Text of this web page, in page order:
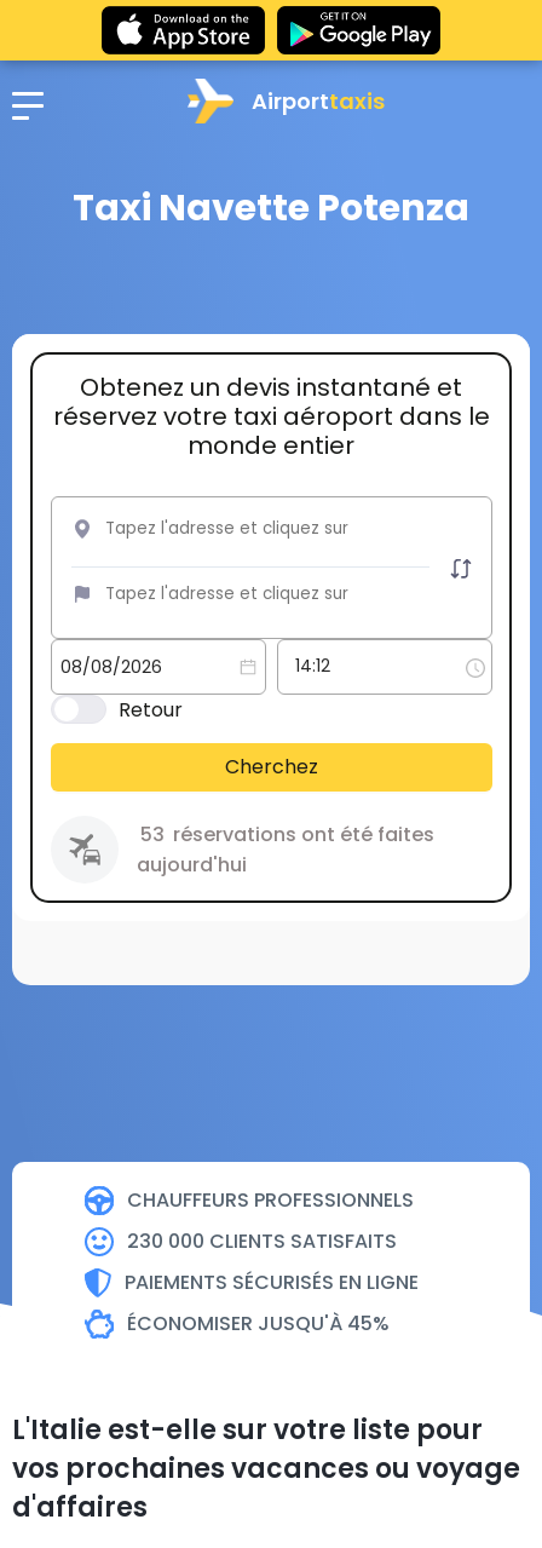
Airporttaxis
Taxi Navette Potenza
CHAUFFEURS PROFESSIONNELS
230 000 CLIENTS SATISFAITS
PAIEMENTS SÉCURISÉS EN LIGNE
ÉCONOMISER JUSQU'À 45%
Obtenez un devis instantané et
réservez votre taxi aéroport dans le
monde entier
Retour
Cherchez
53 réservations ont été faites
aujourd'hui
L'Italie est-elle sur votre liste pour
vos prochaines vacances ou voyage
d'affaires